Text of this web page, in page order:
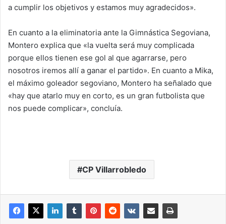
a cumplir los objetivos y estamos muy agradecidos».
En cuanto a la eliminatoria ante la Gimnástica Segoviana,
Montero explica que «la vuelta será muy complicada
porque ellos tienen ese gol al que agarrarse, pero
nosotros iremos allí a ganar el partido». En cuanto a Mika,
el máximo goleador segoviano, Montero ha señalado que
«hay que atarlo muy en corto, es un gran futbolista que
nos puede complicar», concluía.
CP Villarrobledo